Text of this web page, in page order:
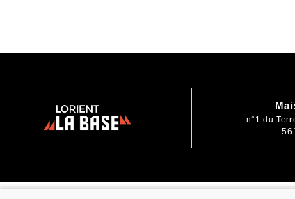
n°1 du